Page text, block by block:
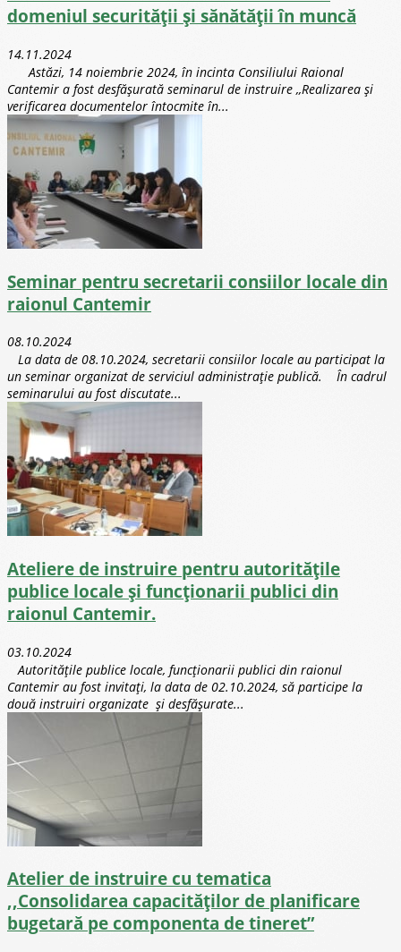
domeniul securității și sănătății în muncă
14.11.2024
Astăzi, 14 noiembrie 2024, în incinta Consiliului Raional
Cantemir a fost desfășurată seminarul de instruire ,,Realizarea și
verificarea documentelor întocmite în...
Seminar pentru secretarii consiilor locale din
raionul Cantemir
08.10.2024
La data de 08.10.2024, secretarii consiilor locale au participat la
un seminar organizat de serviciul administrație publică. În cadrul
seminarului au fost discutate...
Ateliere de instruire pentru autoritățile
publice locale și funcționarii publici din
raionul Cantemir.
03.10.2024
Autoritățile publice locale, funcționarii publici din raionul
Cantemir au fost invitați, la data de 02.10.2024, să participe la
două instruiri organizate și desfășurate...
Atelier de instruire cu tematica
,,Consolidarea capacităților de planificare
bugetară pe componenta de tineret”